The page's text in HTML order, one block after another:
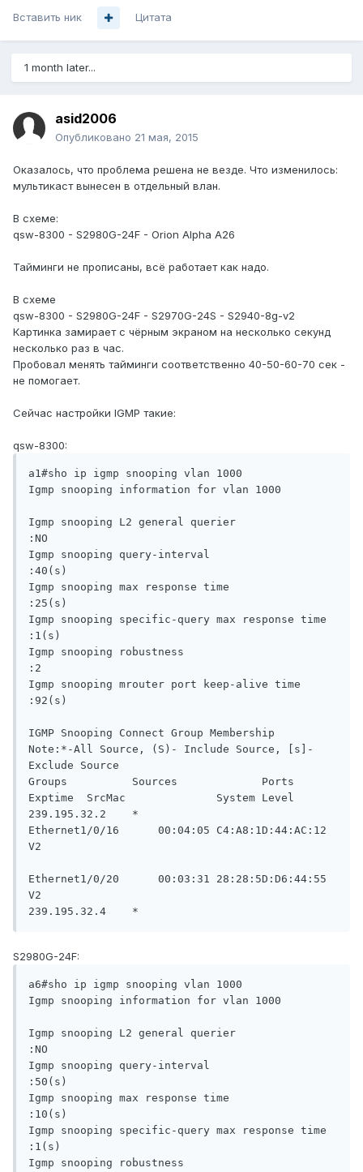
Вставить ник Цитата
1 month later...
asid2006
Опубликовано 21 мая, 2015
Оказалось, что проблема решена не везде. Что изменилось:
мультикаст вынесен в отдельный влан.
В схеме:
qsw-8300 - S2980G-24F - Orion Alpha A26
Тайминги не прописаны, всё работает как надо.
В схеме
qsw-8300 - S2980G-24F - S2970G-24S - S2940-8g-v2
Картинка замирает с чёрным экраном на несколько секунд
несколько раз в час.
Пробовал менять тайминги соответственно 40-50-60-70 сек -
не помогает.
Сейчас настройки IGMP такие:
qsw-8300:
a1#sho ip igmp snooping vlan 1000
Igmp snooping information for vlan 1000
Igmp snooping L2 general querier
:NO
Igmp snooping query-interval
:40(s)
Igmp snooping max response time
:25(s)
Igmp snooping specific-query max response time
:1(s)
Igmp snooping robustness
:2
Igmp snooping mrouter port keep-alive time
:92(s)
IGMP Snooping Connect Group Membership
Note:*-All Source, (S)- Include Source, [s]-
Exclude Source
Groups          Sources             Ports
Exptime  SrcMac              System Level
239.195.32.2    *
Ethernet1/0/16      00:04:05 C4:A8:1D:44:AC:12
V2
Ethernet1/0/20      00:03:31 28:28:5D:D6:44:55
V2
239.195.32.4    *
S2980G-24F:
a6#sho ip igmp snooping vlan 1000
Igmp snooping information for vlan 1000
Igmp snooping L2 general querier
:NO
Igmp snooping query-interval
:50(s)
Igmp snooping max response time
:10(s)
Igmp snooping specific-query max response time
:1(s)
Igmp snooping robustness